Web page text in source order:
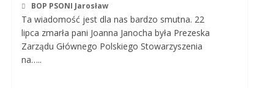
BOP PSONI Jarosław
Ta wiadomość jest dla nas bardzo smutna. 22
lipca zmarła pani Joanna Janocha była Prezeska
Zarządu Głównego Polskiego Stowarzyszenia
na…..